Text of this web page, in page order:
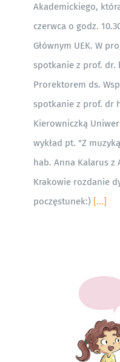
Akademickiego,
czerwca o godz.
Głównym UEK. W
spotkanie z prof. dr.
Prorektorem ds.
spotkanie z prof. dr
Kierowniczką
wykład pt. "Z
hab. Anna Kalarus z
Krakowie rozdanie
poczęstunek:) [...]